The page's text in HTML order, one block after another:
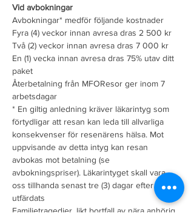
Vid avbokningar
Avbokningar* medför följande kostnader
Fyra (4) veckor innan avresa dras 2 500 kr
Två (2) veckor innan avresa dras 7 000 kr
En (1) vecka innan avresa dras 75% utav ditt
paket
Återbetalning från MFOResor ger inom 7
arbetsdagar
* En giltig anledning kräver läkarintyg som
förtydligar att resan kan leda till allvarliga
konsekvenser för resenärens hälsa. Mot
uppvisande av detta intyg kan resan
avbokas mot betalning (se
avbokningspriser). Läkarintyget skall vara
oss tillhanda senast tre (3) dagar efter att det
utfärdats
Familjetragedier, likt bortfall av nära anhörig,